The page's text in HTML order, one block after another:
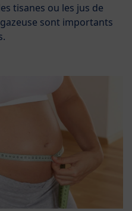
tisanes ou les jus de
sont importants